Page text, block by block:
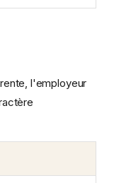
l'employeur